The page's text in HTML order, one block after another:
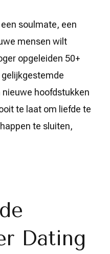
soulmate, een
mensen wilt
opgeleiden 50+
hoofdstukken
te laat om liefde te
te sluiten,
Dating